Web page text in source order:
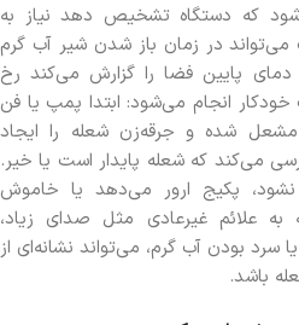
که دستگاه تشخیص دهد نیاز به
می‌تواند در زمان باز شدن شیر آب گرم
پایین فضا را گزارش می‌کند رخ
انجام می‌شود: ابتدا پمپ یا فن
شده و جرقه‌زن شعله را ایجاد
می‌کند که شعله پایدار است یا خیر.
نشود، پکیج ارور می‌دهد یا خاموش
علائم غیرعادی مثل صدای زیاد،
بودن آب گرم، می‌تواند نشانه‌ای از
باشد.